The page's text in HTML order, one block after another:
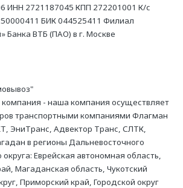
ИНН 2721187045 КПП 272201001 К/с
БИК 044525411 Филиал
Банка ВТБ (ПАО) в г. Москве
компания - наша компания осуществляет
транспортными компаниями Флагман
ЭниТранс, Адвектор Транс, СЛТК,
в регионы Дальневосточного
Еврейская автономная область,
Магаданская область, Чукотский
Приморский край, Городской округ